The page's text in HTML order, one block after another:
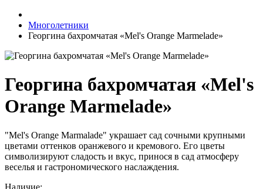
Многолетники
Георгина бахромчатая «Mel's Orange Marmelade»
Георгина бахромчатая «Mel's
Orange Marmelade»
"Mel's Orange Marmalade" украшает сад сочными крупными
цветами оттенков оранжевого и кремового. Его цветы
символизируют сладость и вкус, принося в сад атмосферу
веселья и гастрономического наслаждения.
Наличие: